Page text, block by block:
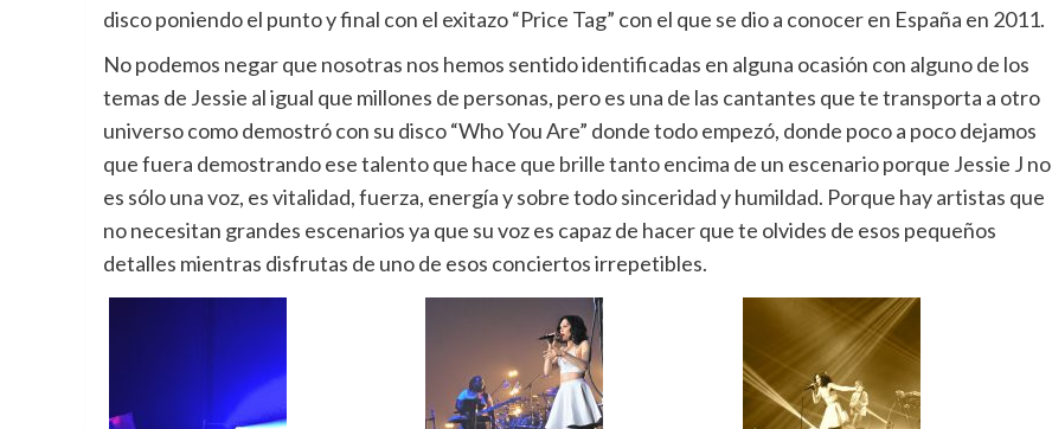
disco poniendo el punto y final con el exitazo “Price Tag” con el que se dio a conocer en España en 2011.
No podemos negar que nosotras nos hemos sentido identificadas en alguna ocasión con alguno de los
temas de Jessie al igual que millones de personas, pero es una de las cantantes que te transporta a otro
universo como demostró con su disco “Who You Are” donde todo empezó, donde poco a poco dejamos
que fuera demostrando ese talento que hace que brille tanto encima de un escenario porque Jessie J no
es sólo una voz, es vitalidad, fuerza, energía y sobre todo sinceridad y humildad. Porque hay artistas que
no necesitan grandes escenarios ya que su voz es capaz de hacer que te olvides de esos pequeños
detalles mientras disfrutas de uno de esos conciertos irrepetibles.